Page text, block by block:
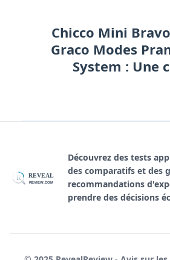
Chicco Mini
Graco Modes
System : Une
R REVEAL
REVIEW.COM
Découvrez des tests
des comparatifs et des
recommandations
prendre des décisions